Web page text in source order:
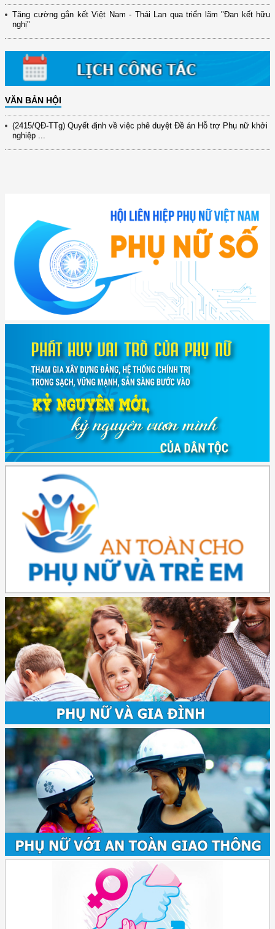
Tăng cường gắn kết Việt Nam - Thái Lan qua triển lãm "Đan kết hữu
nghị"
VĂN BẢN HỘI
đổi mới ...
(898/KH/ĐCT) Kế hoạch thực hiện Quyết định số 2415/QĐ-TTg ngày
31/10/2025 ...
(417/QĐ-BNNMT) Quyết định phê duyệt Chương trình mục tiêu quốc gia
xây dựng ...
(891/KH-ĐCT) Kế hoạch thực hiện Nghị quyết số 72-NQ/TW ngày
9/9/2025 của Bộ ...
(2415/QĐ-TTg) Quyết định về việc phê duyệt Đề án Hỗ trợ Phụ nữ khởi
nghiệp ...